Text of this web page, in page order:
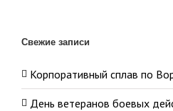
Свежие записи
Корпоративный сплав по
День ветеранов боевых